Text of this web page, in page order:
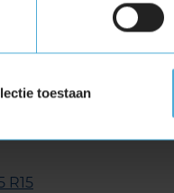
toestaan
kopen bij
en plan ook gelijk
R15